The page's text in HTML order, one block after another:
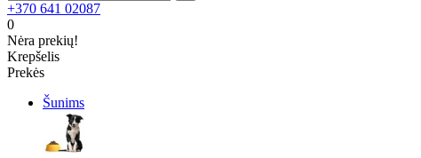
+370 641 02087
0
Nėra prekių!
Krepšelis
Prekės
Šunims